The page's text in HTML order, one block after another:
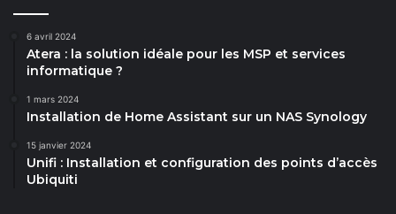
6 avril 2024
Atera : la solution idéale pour les MSP et services
informatique ?
1 mars 2024
Installation de Home Assistant sur un NAS Synology
15 janvier 2024
Unifi : Installation et configuration des points d’accès
Ubiquiti